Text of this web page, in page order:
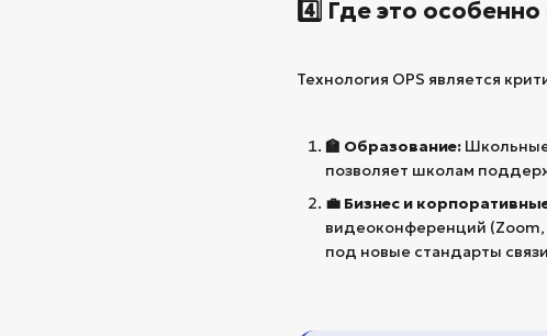
4️⃣ Где это
Технология OPS является
🏫 Образование:
позволяет школам
💼 Бизнес и
видеоконференций (Zoom,
под новые стандарты